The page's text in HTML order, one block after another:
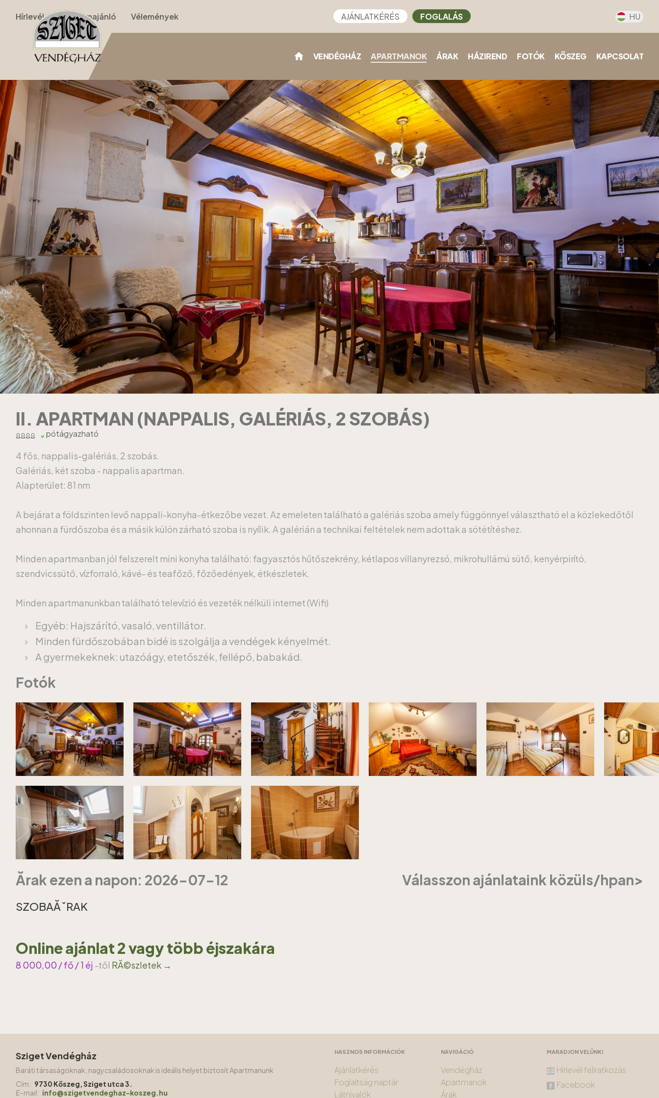
Hírlevél Programajánló Vélemények AJÁNLATKÉRÉS FOGLALÁS HU
VENDÉGHÁZ APARTMANOK ÁRAK HÁZIREND FOTÓK KŐSZEG KAPCSOLAT
Nyitólap › Apartmanok › II. Apartman (nappalis, galériás, 2 szobás)
II. APARTMAN (NAPPALIS, GALÉRIÁS, 2 SZOBÁS)
pótágyazható
4 fős, nappalis-galériás, 2 szobás.
Galériás, két szoba - nappalis apartman.
Alapterület: 81 nm
A bejárat a földszinten levő nappali-konyha-étkezőbe vezet. Az emeleten található a galériás szoba amely függönnyel választható el a közlekedőtől
ahonnan a fürdőszoba és a másik külön zárható szoba is nyílik. A galérián a technikai feltételek nem adottak a sötétítéshez.
Minden apartmanban jól felszerelt mini konyha található: fagyasztós hűtőszekrény, kétlapos villanyrezsó, mikrohullámú sütő, kenyérpirító,
szendvicssütő, vízforraló, kávé- és teafőző, főzőedények, étkészletek.
Minden apartmanunkban található televízió és vezeték nélküli internet (Wifi)
Egyéb: Hajszárító, vasaló, ventillátor.
Minden fürdőszobában bidé is szolgálja a vendégek kényelmét.
A gyermekeknek: utazóágy, etetőszék, fellépő, babakád.
Fotók
Ărak ezen a napon: 2026-07-12 Válasszon ajánlataink közüls/hpan>
SZOBAĂˇRAK
Online ajánlat 2 vagy több éjszakára
8 000,00 / fő / 1 éj -től RĂ©szletek →
Sziget Vendégház
Baráti társaságoknak, nagycsaládosoknak is ideális helyet biztosít Apartmanunk
Cím: 9730 Kőszeg, Sziget utca 3.
E-mail: info@szigetvendeghaz-koszeg.hu
HASZNOS INFORMÁCIÓK
Ajánlatkérés
Foglaltság naptár
Látnivalók
NAVIGÁCIÓ
Vendégház
Apartmanok
Árak
MARADJON VELÜNK!
Hírlevél feliratkozás
Facebook